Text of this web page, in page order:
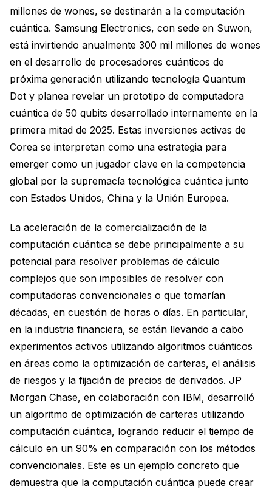
millones de wones, se destinarán a la computación
cuántica. Samsung Electronics, con sede en Suwon,
está invirtiendo anualmente 300 mil millones de wones
en el desarrollo de procesadores cuánticos de
próxima generación utilizando tecnología Quantum
Dot y planea revelar un prototipo de computadora
cuántica de 50 qubits desarrollado internamente en la
primera mitad de 2025. Estas inversiones activas de
Corea se interpretan como una estrategia para
emerger como un jugador clave en la competencia
global por la supremacía tecnológica cuántica junto
con Estados Unidos, China y la Unión Europea.
La aceleración de la comercialización de la
computación cuántica se debe principalmente a su
potencial para resolver problemas de cálculo
complejos que son imposibles de resolver con
computadoras convencionales o que tomarían
décadas, en cuestión de horas o días. En particular,
en la industria financiera, se están llevando a cabo
experimentos activos utilizando algoritmos cuánticos
en áreas como la optimización de carteras, el análisis
de riesgos y la fijación de precios de derivados. JP
Morgan Chase, en colaboración con IBM, desarrolló
un algoritmo de optimización de carteras utilizando
computación cuántica, logrando reducir el tiempo de
cálculo en un 90% en comparación con los métodos
convencionales. Este es un ejemplo concreto que
demuestra que la computación cuántica puede crear